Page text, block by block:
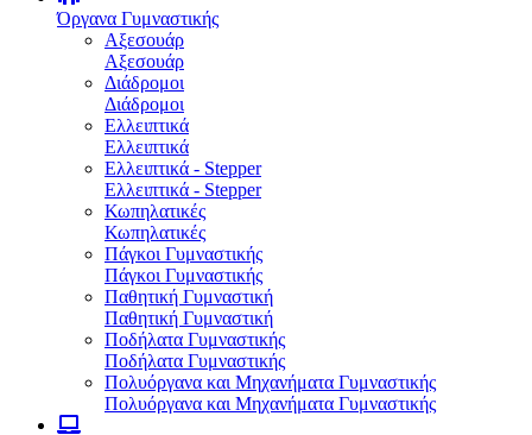
Όργανα Γυμναστικής
Αξεσουάρ
Αξεσουάρ
Διάδρομοι
Διάδρομοι
Ελλειπτικά
Ελλειπτικά
Ελλειπτικά - Stepper
Ελλειπτικά - Stepper
Κωπηλατικές
Κωπηλατικές
Πάγκοι Γυμναστικής
Πάγκοι Γυμναστικής
Παθητική Γυμναστική
Παθητική Γυμναστική
Ποδήλατα Γυμναστικής
Ποδήλατα Γυμναστικής
Πολυόργανα και Μηχανήματα Γυμναστικής
Πολυόργανα και Μηχανήματα Γυμναστικής